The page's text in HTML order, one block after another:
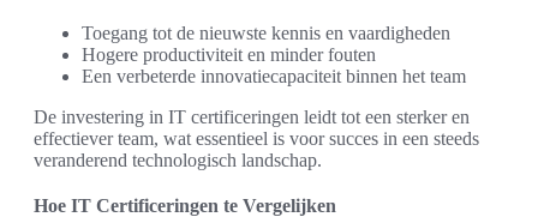
Toegang tot de nieuwste kennis en vaardigheden
Hogere productiviteit en minder fouten
Een verbeterde innovatiecapaciteit binnen het team
De investering in IT certificeringen leidt tot een sterker en
effectiever team, wat essentieel is voor succes in een steeds
veranderend technologisch landschap.
Hoe IT Certificeringen te Vergelijken